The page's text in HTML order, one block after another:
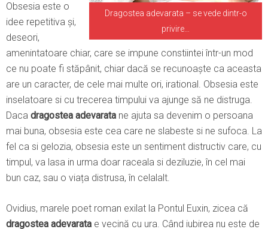
Dragostea adevarata – se vede dintr-o
privire…
Obsesia este o
idee repetitiva și,
deseori,
amenintatoare chiar, care se impune constiintei într-un mod
ce nu poate fi stăpânit, chiar dacă se recunoaște ca aceasta
are un caracter, de cele mai multe ori, irational. Obsesia este
inselatoare si cu trecerea timpului va ajunge să ne distruga.
Daca dragostea adevarata ne ajuta sa devenim o persoana
mai buna, obsesia este cea care ne slabeste si ne sufoca. La
fel ca si gelozia, obsesia este un sentiment distructiv care, cu
timpul, va lasa in urma doar raceala si deziluzie, în cel mai
bun caz, sau o viața distrusa, în celalalt.
Ovidius, marele poet roman exilat la Pontul Euxin, zicea că
dragostea adevarata e vecină cu ura. Când iubirea nu este de